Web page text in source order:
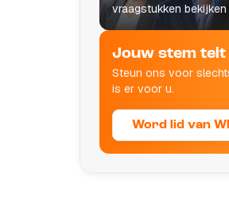
vraagstukken
leven raken.
Jouw stem telt
Steun ons voor
is er voor u.
Word lid van